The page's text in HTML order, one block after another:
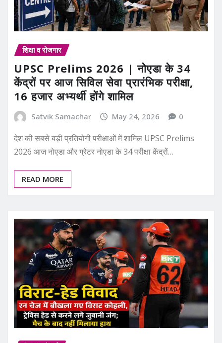
शिक्षा व रोजगार
UPSC Prelims 2026 | नोएडा के 34
केंद्रों पर आज सिविल सेवा प्रारंभिक परीक्षा,
16 हजार अभ्यर्थी होंगे शामिल
Satvik Samachar May 24, 2026 0
देश की सबसे बड़ी प्रतियोगी परीक्षाओं में शामिल UPSC Prelims
2026 आज नोएडा और ग्रेटर नोएडा के 34 परीक्षा केंद्रों…
READ MORE